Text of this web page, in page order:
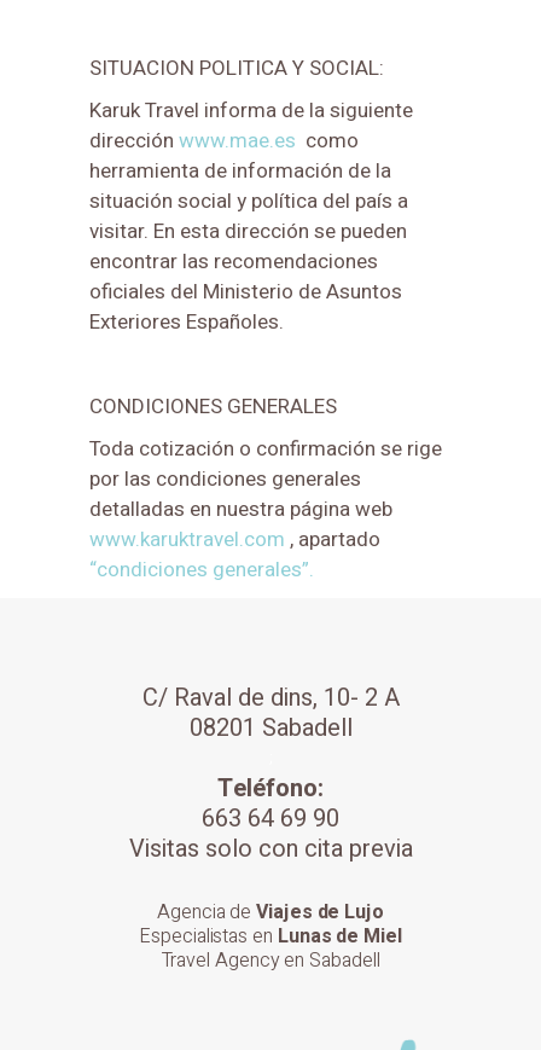
SITUACION POLITICA Y SOCIAL:
Karuk Travel informa de la siguiente
dirección www.mae.es como
herramienta de información de la
situación social y política del país a
visitar. En esta dirección se pueden
encontrar las recomendaciones
oficiales del Ministerio de Asuntos
Exteriores Españoles.
CONDICIONES GENERALES
Toda cotización o confirmación se rige
por las condiciones generales
detalladas en nuestra página web
www.karuktravel.com , apartado
“condiciones generales”.
C/ Raval de dins, 10- 2 A
08201 Sabadell
Teléfono:
663 64 69 90
Visitas solo con cita previa
Agencia deViajes de Lujo
Especialistas en Lunas de Miel
Travel Agency en Sabadell